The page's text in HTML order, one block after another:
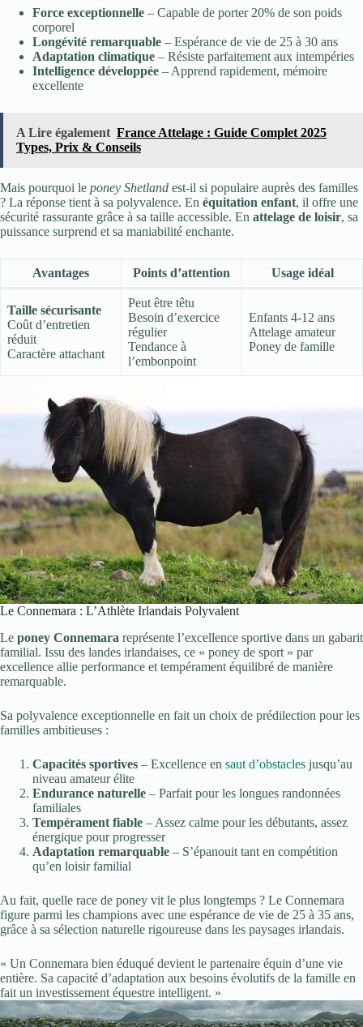
Force exceptionnelle – Capable de porter 20% de son poids
corporel
Longévité remarquable – Espérance de vie de 25 à 30 ans
Adaptation climatique – Résiste parfaitement aux intempéries
Intelligence développée – Apprend rapidement, mémoire
excellente
A Lire également France Attelage : Guide Complet 2025
Types, Prix & Conseils
Mais pourquoi le poney Shetland est-il si populaire auprès des familles
? La réponse tient à sa polyvalence. En équitation enfant, il offre une
sécurité rassurante grâce à sa taille accessible. En attelage de loisir, sa
puissance surprend et sa maniabilité enchante.
Avantages Points d’attention Usage idéal
Taille sécurisante
Coût d’entretien
réduit
Caractère attachant
Peut être têtu
Besoin d’exercice
régulier
Tendance à
l’embonpoint
Enfants 4-12 ans
Attelage amateur
Poney de famille
Le Connemara : L’Athlète Irlandais Polyvalent
Le poney Connemara représente l’excellence sportive dans un gabarit
familial. Issu des landes irlandaises, ce « poney de sport » par
excellence allie performance et tempérament équilibré de manière
remarquable.
Sa polyvalence exceptionnelle en fait un choix de prédilection pour les
familles ambitieuses :
Capacités sportives – Excellence en saut d’obstacles jusqu’au
niveau amateur élite
Endurance naturelle – Parfait pour les longues randonnées
familiales
Tempérament fiable – Assez calme pour les débutants, assez
énergique pour progresser
Adaptation remarquable – S’épanouit tant en compétition
qu’en loisir familial
Au fait, quelle race de poney vit le plus longtemps ? Le Connemara
figure parmi les champions avec une espérance de vie de 25 à 35 ans,
grâce à sa sélection naturelle rigoureuse dans les paysages irlandais.
« Un Connemara bien éduqué devient le partenaire équin d’une vie
entière. Sa capacité d’adaptation aux besoins évolutifs de la famille en
fait un investissement équestre intelligent. »